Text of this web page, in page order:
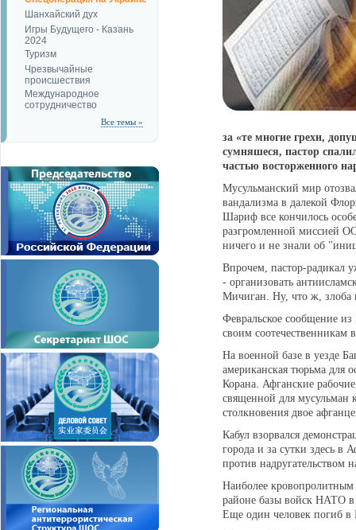
Шанхайский дух
Игры Будущего - Казань
2024
Туризм
Чрезвычайные
происшествия
Международное
сотрудничество
Все темы »
за «те многие грехи,
сумняшеся, пастор
частью восторженного
Мусульманский мир
вандализма в далекой
Шариф все кончилось
разгромленной миссией
ничего и не знали об
Впрочем, пастор-радикал
- организовать
Мичиган. Ну, что ж, злоба
Февральское сообщение
своим соотечественникам
На военной базе в уезде
американская тюрьма для
Корана. Афганские
священной для мусульман
столкновения двое
Кабул взорвался
города и за сутки здесь в
против надругательством
Наиболее кровопролитным
районе базы войск НАТО в
Еще один человек погиб в